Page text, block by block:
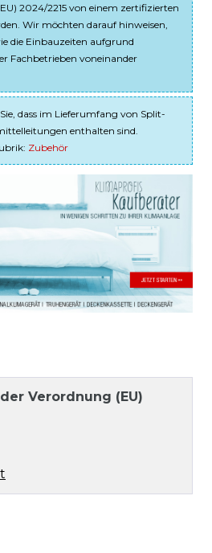
2024/2215 von einem zertifizierten
Wir möchten darauf hinweisen,
die Einbauzeiten aufgrund
Fachbetrieben voneinander
dass im Lieferumfang von Split-
enthalten sind.
Zubehör
Verordnung (EU)